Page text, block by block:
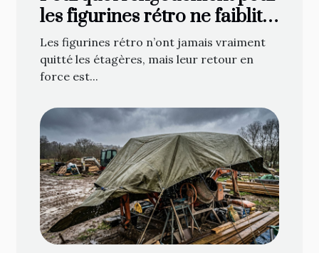
les figurines rétro ne faiblit
jamais
Les figurines rétro n’ont jamais vraiment
quitté les étagères, mais leur retour en
force est...